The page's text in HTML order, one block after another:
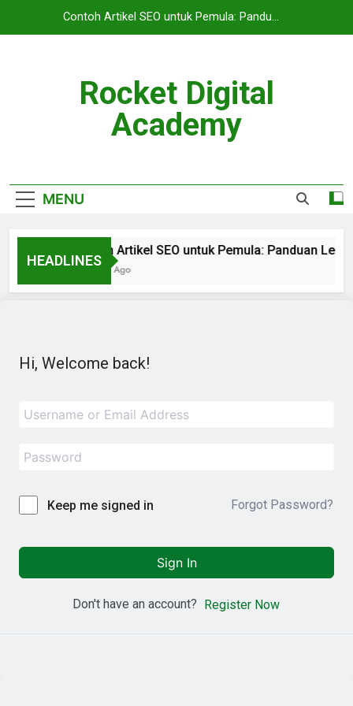
Contoh Artikel SEO untuk Pemula: Panduan
Rocket Digital
Academy
MENU
HEADLINES
Contoh Artikel SEO untuk Pemula: Panduan
3 Months Ago
Hi, Welcome back!
Keep me signed in Forgot Password?
Sign In
Don't have an account? Register Now